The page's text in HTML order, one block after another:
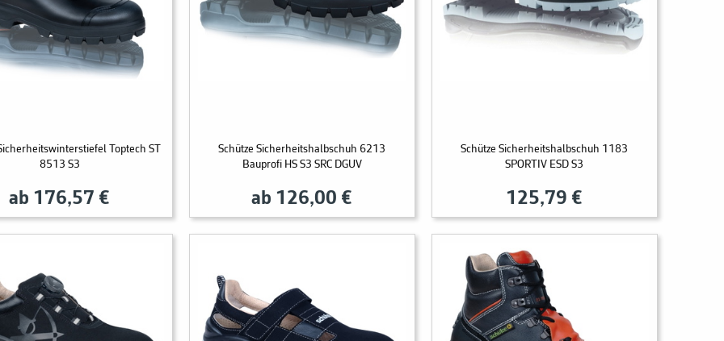
Toptech ST
8513 S3
ab 176,57 €
Schütze Sicherheitshalbschuh 6213
Bauprofi HS S3 SRC DGUV
ab 126,00 €
Schütze Sicherheitshalbschuh 1183
SPORTIV ESD S3
125,79 €